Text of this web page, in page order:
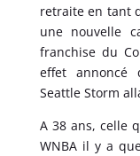
retraite en tant
une nouvelle
franchise du
effet annoncé
Seattle Storm
A 38 ans, celle
WNBA il y a